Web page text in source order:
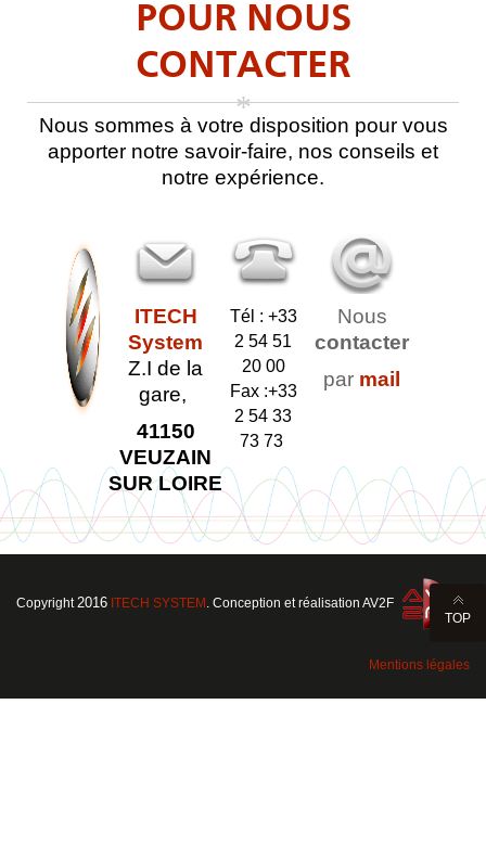
POUR NOUS
CONTACTER
*
Nous sommes à votre disposition pour vous
apporter notre savoir-faire, nos conseils et
notre expérience.
ITECH
System
Z.I de la
gare,
41150
VEUZAIN
SUR LOIRE
Tél : +33
2 54 51
20 00
Fax :+33
2 54 33
73 73
Nous
contacter
par mail
Copyright2016 ITECH SYSTEM . Conception et réalisation AV2F
Mentions légales
TOP